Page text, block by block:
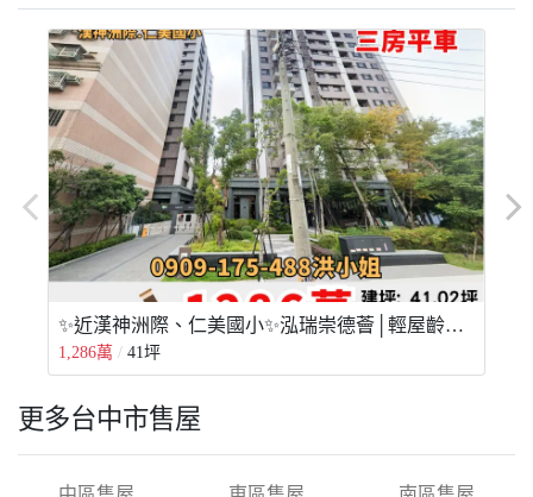
✨近漢神洲際、仁美國小✨泓瑞崇德薈│輕屋齡三房平面車位💥
1,286萬 41坪
更多台中市售屋